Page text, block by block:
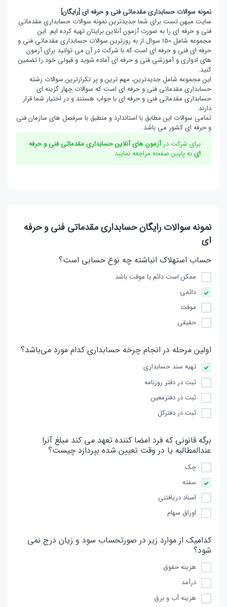
نمونه سوالات حسابداری مقدماتی فنی و حرفه ای [رایگان]
سایت میهن تست برای شما جدیدترین نمونه سوالات حسابداری مقدماتی
فنی و حرفه ای را به صورت آزمون آنلاین برایتان تهیه کرده ایم. این
مجموعه شامل 150 سوال از به روزترین سوالات حسابداری مقدماتی فنی و
حرفه ای فنی و حرفه ای است که با شرکت در آن می توانید برای آزمون
های ادواری و آموزشی فنی و حرفه ای آماده شوید و قبولی خود را تضمین
کنید.
این مجموعه شامل جدیدترین، مهم ترین و پر تکرارترین سوالات رشته
حسابداری مقدماتی فنی و حرفه ای است که سوالات چهار گزینه ای
حسابداری مقدماتی فنی و حرفه ای با جواب هستند و در اختیار شما قرار
دارند.
تمامی سوالات این مطابق با استاندارد و منطبق با سرفصل های سازمان فنی
و حرفه ای کشور می باشد.
برای شرکت درآزمون های آنلاین حسابداری مقدماتی فنی و حرفه
ایبه پایین صفحه مراجعه نمایید
نمونه سوالات رایگان حسابداری مقدماتی فنی و حرفه
ای
حساب استهلاک انباشته چه نوع حسابی است؟
ممکن است دائم یا موقت باشد.
دائمی
موقت
حقیقی
اولین مرحله در انجام چرخه حسابداری کدام مورد می‌باشد؟
تهیه سند حسابداری
ثبت در دفتر روزنامه
ثبت در دفترمعین
ثبت در دفترکل
برگه قانونی که فرد امضا کننده تعهد می کند مبلغ آنرا
عندالمطالبه یا در وقت تعیین شده بپردازد چیست؟
چک
سفته
اسناد دریافتنی
اوراق سهام
کدامیک از موارد زیر در صورتحساب سود و زیان درج نمی
شود؟
هزینه حقوق
درآمد
هزینه آب و برق